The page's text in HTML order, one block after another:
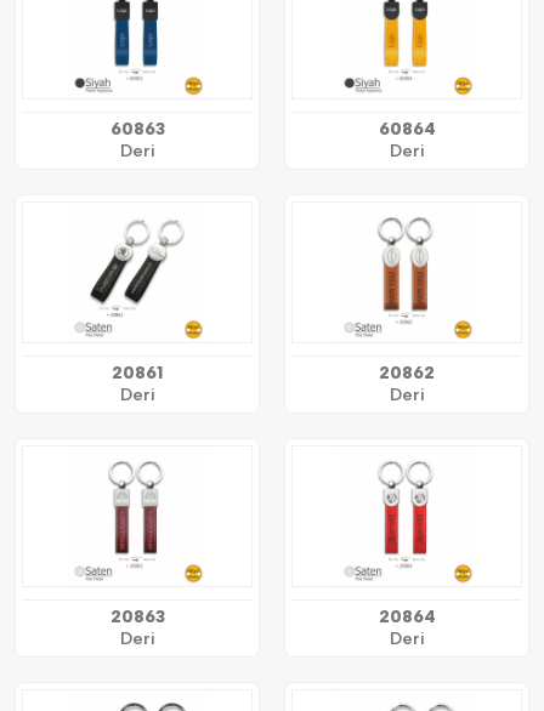
60863
Deri
60864
Deri
20861
Deri
20862
Deri
20863
Deri
20864
Deri